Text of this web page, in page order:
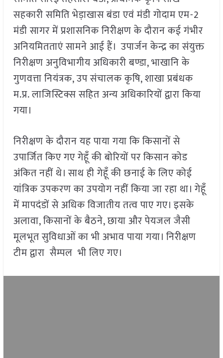
सहकारी समिति भेड़ाखास बंडा एवं मंडी गोदाम एम-2
मंडी सागर में प्रशासनिक निरीक्षण के दौरान कई गंभीर
अनियमितताएं सामने आई हैं। उपार्जन केन्द्र का संयुक्त
निरीक्षण अनुविभागीय अधिकारी बण्डा, भाखानि के
गुणवत्ता नियंत्रक, उप संचालक कृषि, शाखा प्रबंधक
म.प्र. लाजिस्टिक्स सहित अन्य अधिकारियों द्वारा किया
गया।
निरीक्षण के दौरान यह पाया गया कि किसानों से
उपार्जित किए गए गेहूँ की बोरियों पर किसान कोड
अंकित नहीं थे। साथ ही गेहूँ की छनाई के लिए कोई
यांत्रिक उपकरण का उपयोग नहीं किया जा रहा था। गेहूँ
में मापदंडों से अधिक विजातीय तत्व पाए गए। इसके
अलावा, किसानों के बैठने, छाया और पेयजल जैसी
मूलभूत सुविधाओं का भी अभाव पाया गया। निरीक्षण
टीम द्वारा सैम्पल भी लिए गए।